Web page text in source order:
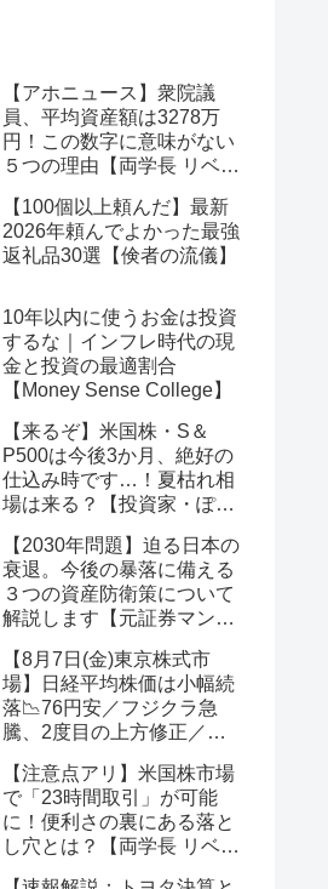
【アホニュース】衆院議
員、平均資産額は3278万
円！この数字に意味がない
５つの理由【両学長 リベラ
【100個以上頼んだ】最新
2026年頼んでよかった最強
返礼品30選【倹者の流儀】
10年以内に使うお金は投資
するな｜インフレ時代の現
金と投資の最適割合
【Money Sense College】
【来るぞ】米国株・S＆
P500は今後3か月、絶好の
仕込み時です…！夏枯れ相
場は来る？【投資家・ぽん
【2030年問題】迫る日本の
衰退。今後の暴落に備える
３つの資産防衛策について
解説します【元証券マンの
【8月7日(金)東京株式市
場】日経平均株価は小幅続
落📉76円安／フジクラ急
騰、2度目の上方修正／好
初来高値／需給懸念でJX金
属・キオクシアは軟調【日
経CNBC】
【注意点アリ】米国株市場
で「23時間取引」が可能
に！便利さの裏にある落と
し穴とは？【両学長 リベラ